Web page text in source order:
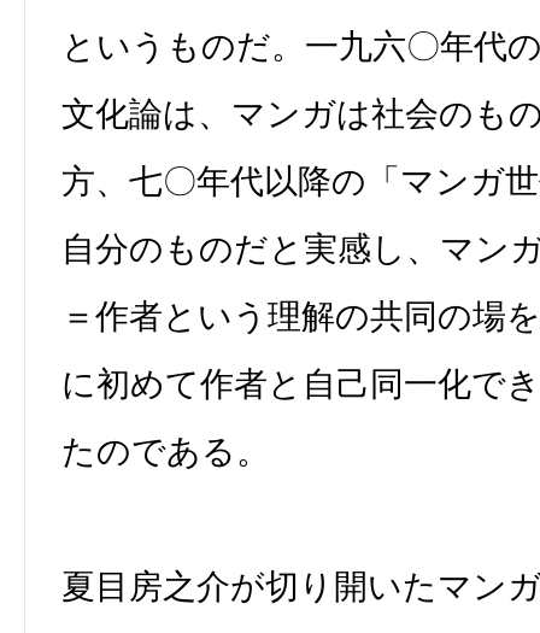
というものだ。一九六〇年代
文化論は、マンガは社会のも
方、七〇年代以降の「マンガ
自分のものだと実感し、マン
＝作者という理解の共同の場
に初めて作者と自己同一化で
たのである。
夏目房之介が切り開いたマン